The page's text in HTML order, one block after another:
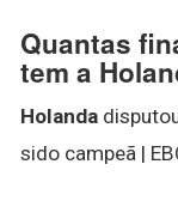
Quantas
tem a
Holanda
sido campeã |